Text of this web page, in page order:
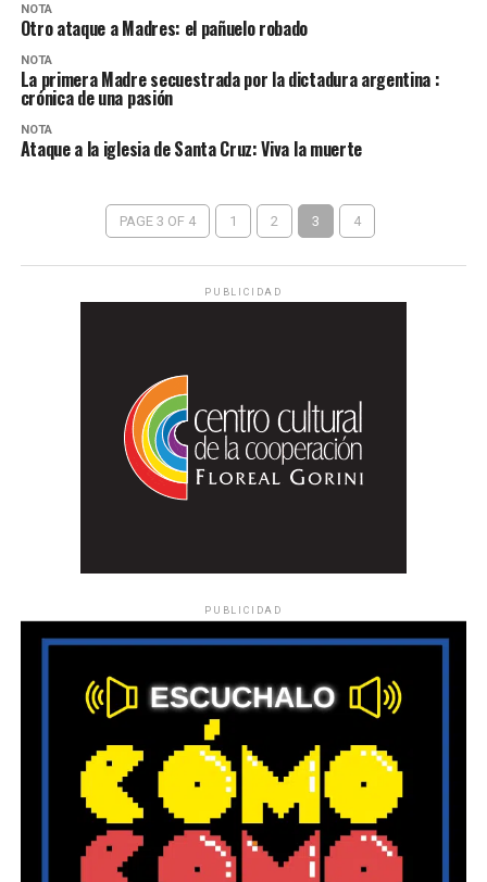
NOTA
Otro ataque a Madres: el pañuelo robado
NOTA
La primera Madre secuestrada por la dictadura argentina :
crónica de una pasión
NOTA
Ataque a la iglesia de Santa Cruz: Viva la muerte
PAGE 3 OF 4 1 2 3 4
PUBLICIDAD
PUBLICIDAD